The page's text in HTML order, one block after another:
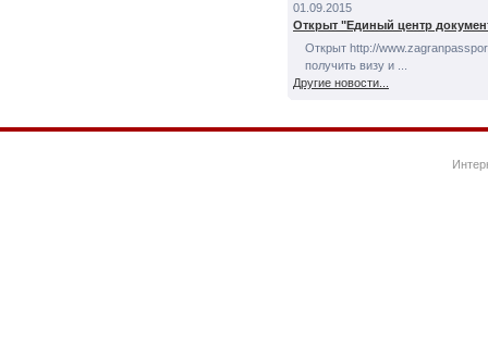
01.09.2015
Открыт "Единый центр
Открыт http://
получить визу и ...
Другие новости...